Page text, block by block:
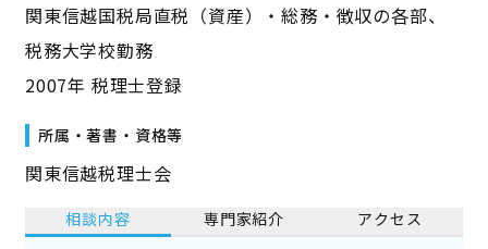
関東信越国税局直税（資産）・総務・徴収の各部、
税務大学校勤務
2007年 税理士登録
所属・著書・資格等
関東信越税理士会
相談内容 専門家紹介 アクセス